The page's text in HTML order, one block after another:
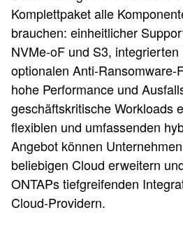
Komplettpaket alle
brauchen: einheitlicher
NVMe-oF und S3,
optionalen Anti-Ransomware-
hohe Performance und
geschäftskritische Workloads
flexiblen und umfassenden
Angebot können
beliebigen Cloud erweitern
ONTAPs tiefgreifenden
Cloud-Providern.